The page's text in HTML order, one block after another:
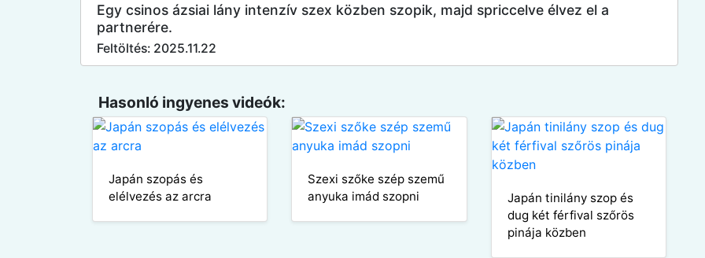
Egy csinos ázsiai lány intenzív szex közben szopik, majd spriccelve élvez el a
partnerére.
Feltöltés: 2025.11.22
Hasonló ingyenes videók:
Japán szopás és
elélvezés az arcra
Szexi szőke szép szemű
anyuka imád szopni
Japán tinilány szop és
dug két férfival szőrös
pinája közben